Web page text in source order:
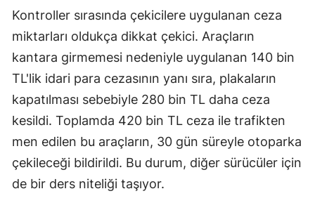
Kontroller sırasında çekicilere uygulanan ceza
miktarları oldukça dikkat çekici. Araçların
kantara girmemesi nedeniyle uygulanan 140 bin
TL'lik idari para cezasının yanı sıra, plakaların
kapatılması sebebiyle 280 bin TL daha ceza
kesildi. Toplamda 420 bin TL ceza ile trafikten
men edilen bu araçların, 30 gün süreyle otoparka
çekileceği bildirildi. Bu durum, diğer sürücüler için
de bir ders niteliği taşıyor.